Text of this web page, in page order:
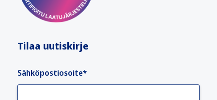
Tilaa uutiskirje
Sähköpostiosoite*